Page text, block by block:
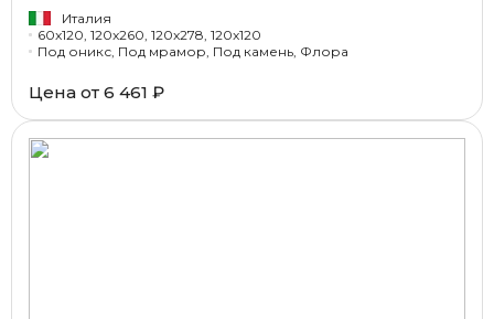
Италия
60x120, 120x260, 120x278, 120x120
Под оникс, Под мрамор, Под камень, Флора
Цена от 6 461 ₽